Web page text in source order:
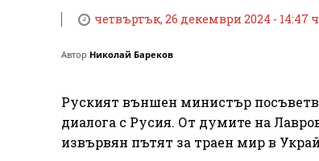
четвъртък, 26 декември 2024 - 14:47
Автор Николай Бареков
Руският външен министър
диалога с Русия. От думите на
извървян пътят за траен мир в